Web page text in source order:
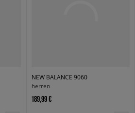
NEW BALANCE 9060
herren
189,99 €